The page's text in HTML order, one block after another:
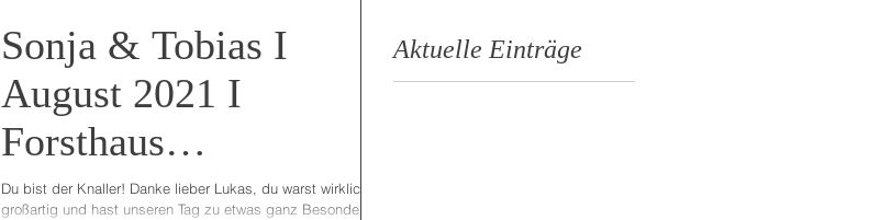
Sonja & Tobias I
August 2021 I
Forsthaus
Friedrichsruh
Du bist der Knaller! Danke lieber Lukas, du warst wirklich
großartig und hast unseren Tag zu etwas ganz Besonderem
Aktuelle Einträge